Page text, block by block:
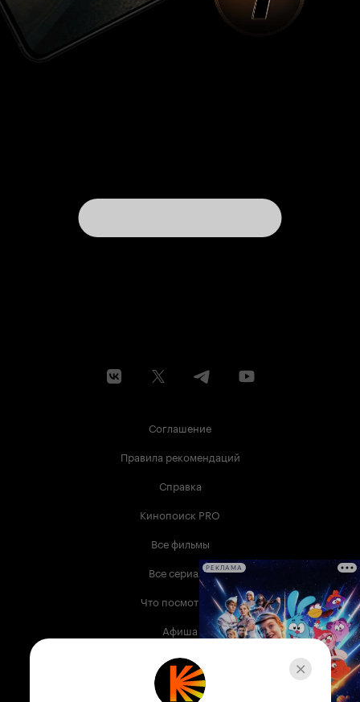
Соглашение
Правила рекомендаций
Справка
Кинопоиск PRO
Все фильмы
Все сериалы
Что посмотреть
Афиша
Музыка
Телепрограмма
РЕКЛАМА